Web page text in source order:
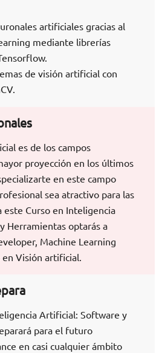
artificiales gracias al
mediante librerías
de visión artificial con
es de los campos
proyección en los últimos
en este campo
sea atractivo para las
este Curso en Inteligencia
Herramientas optarás a
Machine Learning
Visión artificial.
Artificial: Software y
para el futuro
en casi cualquier ámbito